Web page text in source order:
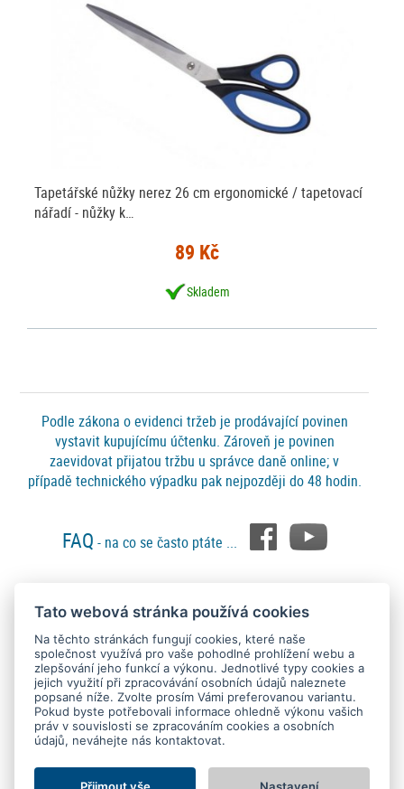
Tapetářské nůžky nerez 26 cm ergonomické / tapetovací
nářadí - nůžky k…
89 Kč
Skladem
Podle zákona o evidenci tržeb je prodávající povinen
vystavit kupujícímu účtenku. Zároveň je povinen
zaevidovat přijatou tržbu u správce daně online; v
případě technického výpadku pak nejpozději do 48 hodin.
FAQ - na co se často ptáte ...
Platební metody
Copyright © 2015 - 2026SEO kvalitně
Kontakt
Ochrana osobních údajů O nás
Obchodní podmínky
Nastavení Cookies
Tato webová stránka používá cookies
Na těchto stránkách fungují cookies, které naše
společnost využívá pro vaše pohodlné prohlížení webu a
zlepšování jeho funkcí a výkonu. Jednotlivé typy cookies a
jejich využití při zpracovávání osobních údajů naleznete
popsané níže. Zvolte prosím Vámi preferovanou variantu.
Pokud byste potřebovali informace ohledně výkonu vašich
práv v souvislosti se zpracováním cookies a osobních
údajů, neváhejte nás kontaktovat.
Přijmout vše Nastavení